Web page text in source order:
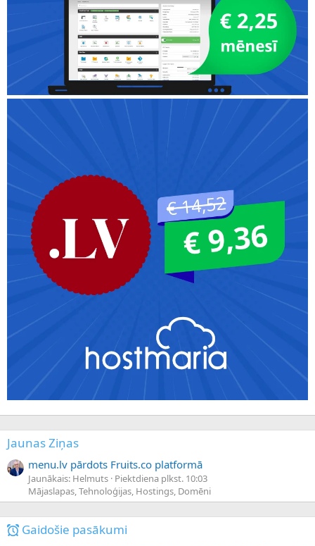
Jaunas Ziņas
menu.lv pārdots Fruits.co platformā
Jaunākais: Helmuts Piektdiena plkst. 10:03
Mājaslapas, Tehnoloģijas, Hostings, Domēni
Gaidošie pasākumi